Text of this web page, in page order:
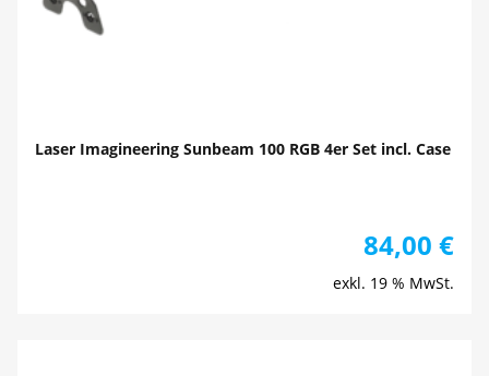
Laser Imagineering Sunbeam 100 RGB 4er Set incl. Case
84,00 €
exkl. 19 % MwSt.